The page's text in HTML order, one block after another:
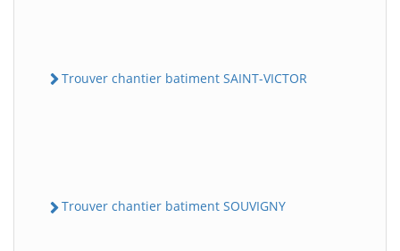
Trouver chantier batiment SAINT-VICTOR
Trouver chantier batiment SOUVIGNY